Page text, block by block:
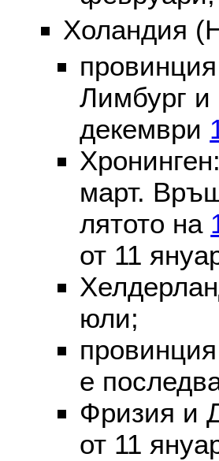
Холандия
Лимбург
декември
март.
лятото на
от 11
юли;
е
Фризия и
от 11